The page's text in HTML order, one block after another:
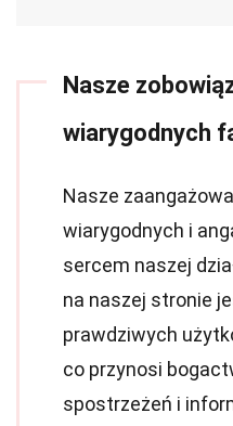
Nasze
wiarygodnych
Nasze
wiarygodnych i
sercem naszej
na naszej stronie
prawdziwych
co przynosi
spostrzeżeń i